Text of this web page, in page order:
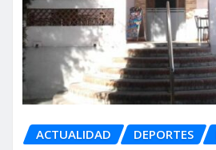
ACTUALIDAD DEPORTES